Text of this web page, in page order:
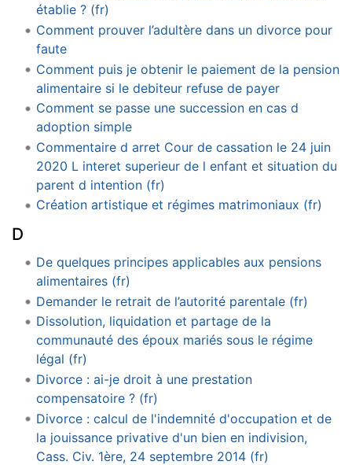
établie ? (fr)
Comment prouver l’adultère dans un divorce pour
faute
Comment puis je obtenir le paiement de la pension
alimentaire si le debiteur refuse de payer
Comment se passe une succession en cas d
adoption simple
Commentaire d arret Cour de cassation le 24 juin
2020 L interet superieur de l enfant et situation du
parent d intention (fr)
Création artistique et régimes matrimoniaux (fr)
D
De quelques principes applicables aux pensions
alimentaires (fr)
Demander le retrait de l’autorité parentale (fr)
Dissolution, liquidation et partage de la
communauté des époux mariés sous le régime
légal (fr)
Divorce : ai-je droit à une prestation
compensatoire ? (fr)
Divorce : calcul de l'indemnité d'occupation et de
la jouissance privative d'un bien en indivision,
Cass. Civ. 1ère, 24 septembre 2014 (fr)